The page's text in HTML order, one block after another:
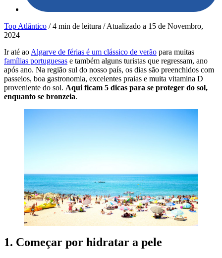
Top Atlântico / 4 min de leitura /Atualizado a 15 de Novembro,
2024
Ir até aoAlgarve de férias é um clássico de verão para muitas
famílias portuguesas e também alguns turistas que regressam, ano
após ano. Na região sul do nosso país, os dias são preenchidos com
passeios, boa gastronomia, excelentes praias e muita vitamina D
proveniente do sol. Aqui ficam 5 dicas para se proteger do sol,
enquanto se bronzeia.
1. Começar por hidratar a pele